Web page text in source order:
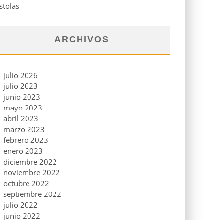
ARCHIVOS
julio 2026
julio 2023
junio 2023
mayo 2023
abril 2023
marzo 2023
febrero 2023
enero 2023
diciembre 2022
noviembre 2022
octubre 2022
septiembre 2022
julio 2022
junio 2022